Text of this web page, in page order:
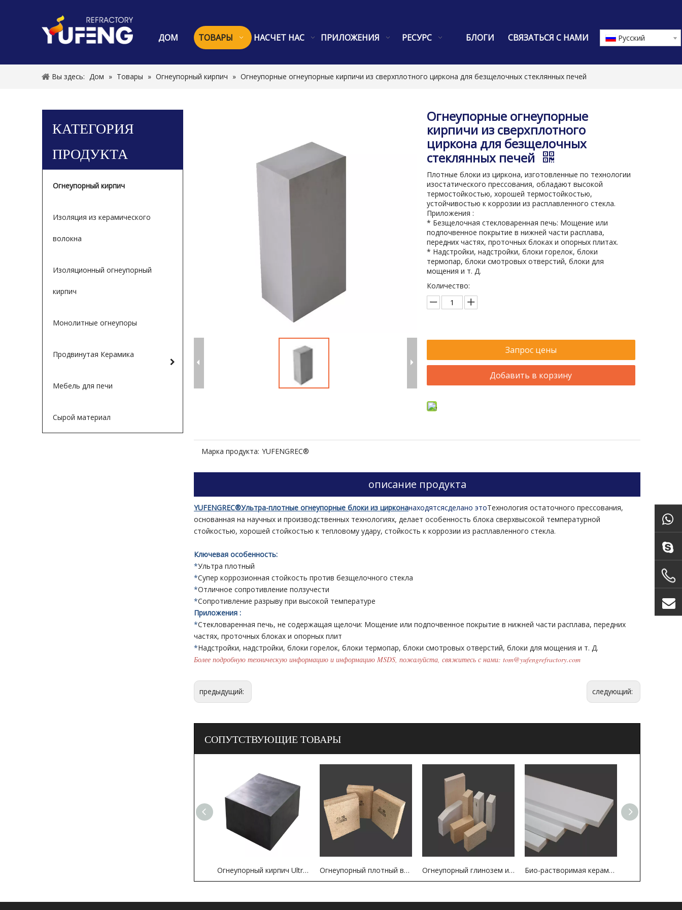
ДОМ ТОВАРЫ НАСЧЕТ НАС ПРИЛОЖЕНИЯ РЕСУРС БЛОГИ СВЯЗАТЬСЯ С НАМИ Pусский
Вы здесь: Дом » Товары » Огнеупорный кирпич » Огнеупорные огнеупорные кирпичи из сверхплотного циркона для безщелочных стеклянных печей
КАТЕГОРИЯ
ПРОДУКТА
Огнеупорный кирпич
Изоляция из керамического
волокна
Изоляционный огнеупорный
кирпич
Монолитные огнеупоры
Продвинутая Керамика
Мебель для печи
Сырой материал
Огнеупорные огнеупорные
кирпичи из сверхплотного
циркона для безщелочных
стеклянных печей
Плотные блоки из циркона, изготовленные по технологии
изостатического прессования, обладают высокой
термостойкостью, хорошей термостойкостью,
устойчивостью к коррозии из расплавленного стекла.
Приложения :
* Безщелочная стекловаренная печь: Мощение или
подпочвенное покрытие в нижней части расплава,
передних частях, проточных блоках и опорных плитах.
* Надстройки, надстройки, блоки горелок, блоки
термопар, блоки смотровых отверстий, блоки для
мощения и т. Д.
Количество:
Запрос цены
Добавить в корзину
Марка продукта: YUFENGREC®
описание продукта
YUFENGREC®Ультра-плотные огнеупорные блоки из цирконанаходятсясделано этоТехнология остаточного прессования,
основанная на научных и производственных технологиях, делает особенность блока сверхвысокой температурной
стойкостью, хорошей стойкостью к тепловому удару, стойкость к коррозии из расплавленного стекла.
Ключевая особенность:
*Ультра плотный
*Супер коррозионная стойкость против безщелочного стекла
*Отличное сопротивление ползучести
*Сопротивление разрыву при высокой температуре
Приложения :
*Стекловаренная печь, не содержащая щелочи: Мощение или подпочвенное покрытие в нижней части расплава, передних
частях, проточных блоках и опорных плит
*Надстройки, надстройки, блоки горелок, блоки термопар, блоки смотровых отверстий, блоки для мощения и т. Д.
Более подробную техническую информацию и информацию MSDS, пожалуйста, свяжитесь с нами: tom@yufengrefractory.com
предыдущий: следующий:
СОПУТСТВУЮЩИЕ ТОВАРЫ
Огнеупорный кирпич Ultra Desne Chrome Oxide для печей E-стекла Огнеупорный плотный высокоглиноземистый огнеупорный кирпич Огнеупорный глинозем и шамотный кирпич для промышленной печи Био-растворимая керамическая клетчатка